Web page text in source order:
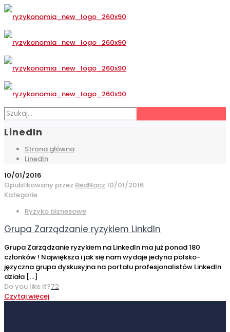
LinedIn
Strona główna
LinedIn
10/01/2016
Opublikowany przez RedNacz 10/01/2016
Kategorie
Ryzyko biznesowe
Grupa Zarządzanie ryzykiem LinkdIn
Grupa Zarządzanie ryzykiem na LinkedIn ma już ponad 180
członków ! Największa i jak się nam wydaje jedyna polsko-
języczna grupa dyskusyjna na portalu profesjonalistów LinkedIn
działa […]
Do you like it?72
Czytaj więcej